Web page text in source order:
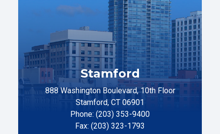
Stamford
888 Washington Boulevard, 10th Floor
Stamford, CT 06901
Phone: (203) 353-9400
Fax: (203) 323-1793